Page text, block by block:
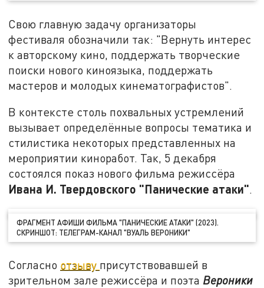
Свою главную задачу организаторы
фестиваля обозначили так: "Вернуть интерес
к авторскому кино, поддержать творческие
поиски нового киноязыка, поддержать
мастеров и молодых кинематографистов".
В контексте столь похвальных устремлений
вызывает определённые вопросы тематика и
стилистика некоторых представленных на
мероприятии киноработ. Так, 5 декабря
состоялся показ нового фильма режиссёра
Ивана И. Твердовского "Панические атаки".
ФРАГМЕНТ АФИШИ ФИЛЬМА "ПАНИЧЕСКИЕ АТАКИ" (2023).
СКРИНШОТ: ТЕЛЕГРАМ-КАНАЛ "ВУАЛЬ ВЕРОНИКИ"
Согласно отзыву присутствовавшей в
зрительном зале режиссёра и поэта Вероники